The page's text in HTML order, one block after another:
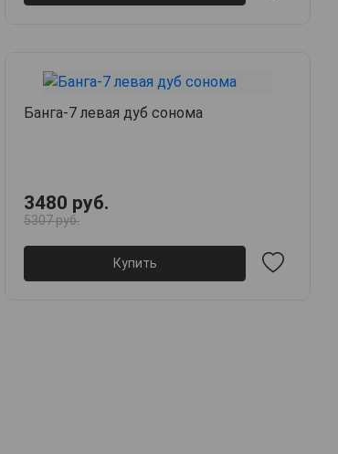
Банга-7 левая дуб сонома
3480 руб.
5307 руб.
Купить